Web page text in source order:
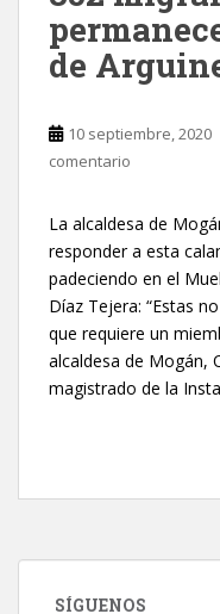
de
10 septiembre, 2020
comentario
La alcaldesa de
responder a esta
padeciendo en el
Díaz Tejera: “Estas
que requiere un
alcaldesa de Mogán,
magistrado de la
SÍGUENOS